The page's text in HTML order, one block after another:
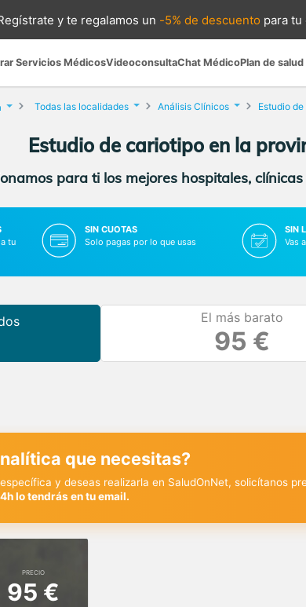
yte regalamos un -5% de descuento para tu
Servicios MédicosVideoconsultaChat MédicoPlan de
Todas las localidades Análisis Clínicos Estudio
Estudio de cariotipo en la
para ti los mejores hospitales,
tu
SIN CUOTAS
Solo pagas por lo que usas
SIN
Vas
El más barato
95 €
que necesitas?
y deseas realizarla en SaludOnNet, solicítanos
lo tendrás en tu email.
PRECIO
95 €